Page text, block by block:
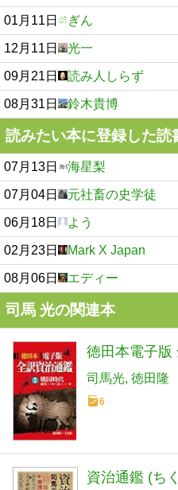
01月11日 ぎん
12月11日 光一
09月21日 読み人しらず
08月31日 鈴木貴博
読みたい本に登録した読
07月13日 海星梨
07月04日 元社畜の史学徒
06月18日 よう
02月23日 Mark X Japan
08月06日 エディー
司馬 光の関連本
徳田本電子版
司馬光 徳田隆
6
資治通鑑 (ち